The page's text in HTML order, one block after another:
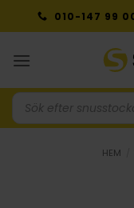
to
010-147 99
Produktsökning
HEM